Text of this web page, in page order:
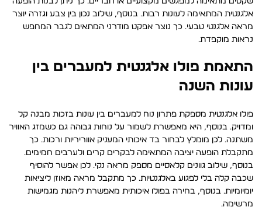
אלגנטית המתאימה לעונות רבות. בנוסף, שילוב נכון בין צבע וגזרה יוצר
מראה אלגנטי טבעי. כך נוצר אפקט מודרני המתאים לגבר המחפש
נראות מוקפדת.
התאמת פולו אלגנטית למעברים בין
עונות השנה
פולו אלגנטית מספקת פתרון נוח למעברים בין עונות בזכות מבנה קל
ומדויק. בנוסף, היא מאפשרת לשמור על נוחות גבוהה גם כשמזג האוויר
משתנה. לכן מומלץ לבחור בד איכותי המעניק אווריריות ורכות. כך
מתקבלת הופעה יציבה המתאימה לבקרים קרים ולערבים חמימים.
בנוסף, שילוב גוונים קלאסיים מספק מראה נקי. לכן אפשר להוסיף
שכבה קלה בלי לפגוע באלגנטיות. כך מתקבל מראה מאוזן ליציאות
יומיומיות. בנוסף, בחירה בפולו איכותית מאפשרת ליהנות מגמישות
מרשימה.